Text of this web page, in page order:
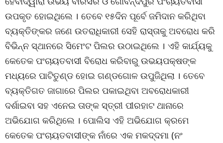
ଉପକୃତ ହୋଇଥିଲେ । ତେବେ ୧୫ଦିନ ପୂର୍ବେ ଜମିଦାନ କରିଥିବା
ବ୍ୟକ୍ତିଙ୍କର ଜଣେ ଉତରାଧିକାରୀ ସେହି ରାସ୍ତାକୁ ଅବରୋଧ କରି
ବିଭିନ୍ନ ସ୍ଥାନରେ ସିମେଂଟ ପିଲର ଉଠାଇଥିଲେ । ଏହି କାର୍ଯ୍ୟକୁ
କେତେକ ପଂଚାୟତବାସୀ ବିରୋଧ କରିବାରୁ ଉଭୟପକ୍ଷଙ୍କ
ମଧ୍ୟରେ ପାଟିତୁଣ୍ଡ ହୋଇ ଗଣ୍ଡଗୋଳ ଉପୁଜିଥିଲା । ତେବେ
ବ୍ୟକ୍ତିଗତ ଜାଗାରେ ପିଲର ପକାଇଥିବା ଅବରୋଧକାରୀ
ଦର୍ଶାଇବା ସହ ଏନେଇ ତାଙ୍କ ସ୍ତ୍ରୀ ପୀରହାଟ ଥାନାରେ
ଅଭିଯୋଗ କରିଥିଲେ । ପୋଲିସ ଏହି ଅଭିଯୋଗ କ୍ରମେ
କେତେକ ପଂଚାୟତବାସୀଙ୍କ ନାଁରେ ଏକ ମକଦ୍ଦମା (ନଂ